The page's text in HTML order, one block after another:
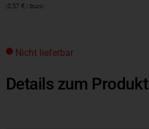
0,57 € / Stück
Nicht lieferbar
Details zum Produkt